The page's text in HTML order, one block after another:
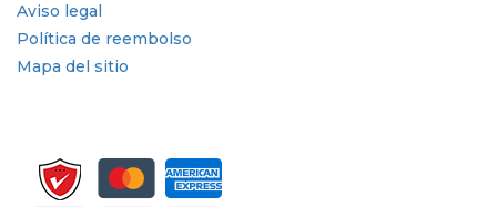
Aviso legal
Política de reembolso
Mapa del sitio